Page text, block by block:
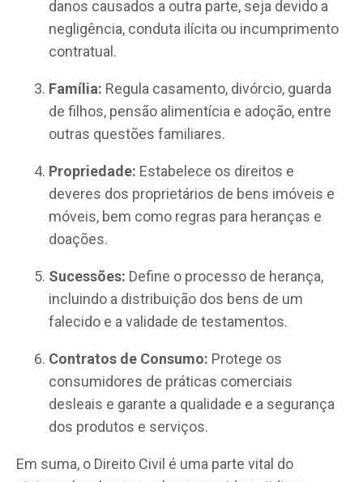
danos causados a outra parte, seja devido a
negligência, conduta ilícita ou incumprimento
contratual.
Família: Regula casamento, divórcio, guarda
de filhos, pensão alimentícia e adoção, entre
outras questões familiares.
Propriedade: Estabelece os direitos e
deveres dos proprietários de bens imóveis e
móveis, bem como regras para heranças e
doações.
Sucessões: Define o processo de herança,
incluindo a distribuição dos bens de um
falecido e a validade de testamentos.
Contratos de Consumo: Protege os
consumidores de práticas comerciais
desleais e garante a qualidade e a segurança
dos produtos e serviços.
Em suma, o Direito Civil é uma parte vital do